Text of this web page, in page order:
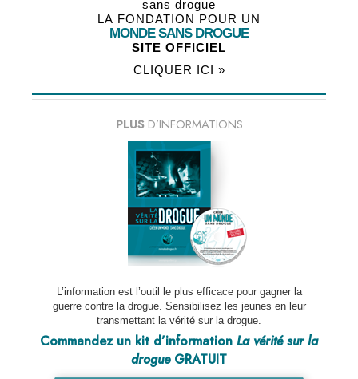
LA FONDATION POUR UN
MONDE SANS DROGUE
SITE OFFICIEL
CLIQUER ICI »
PLUS D’INFORMATIONS
L’information est l’outil le plus efficace pour gagner la
guerre contre la drogue. Sensibilisez les jeunes en leur
transmettant la vérité sur la drogue.
Commandez un kit d’information La vérité sur la
drogueGRATUIT